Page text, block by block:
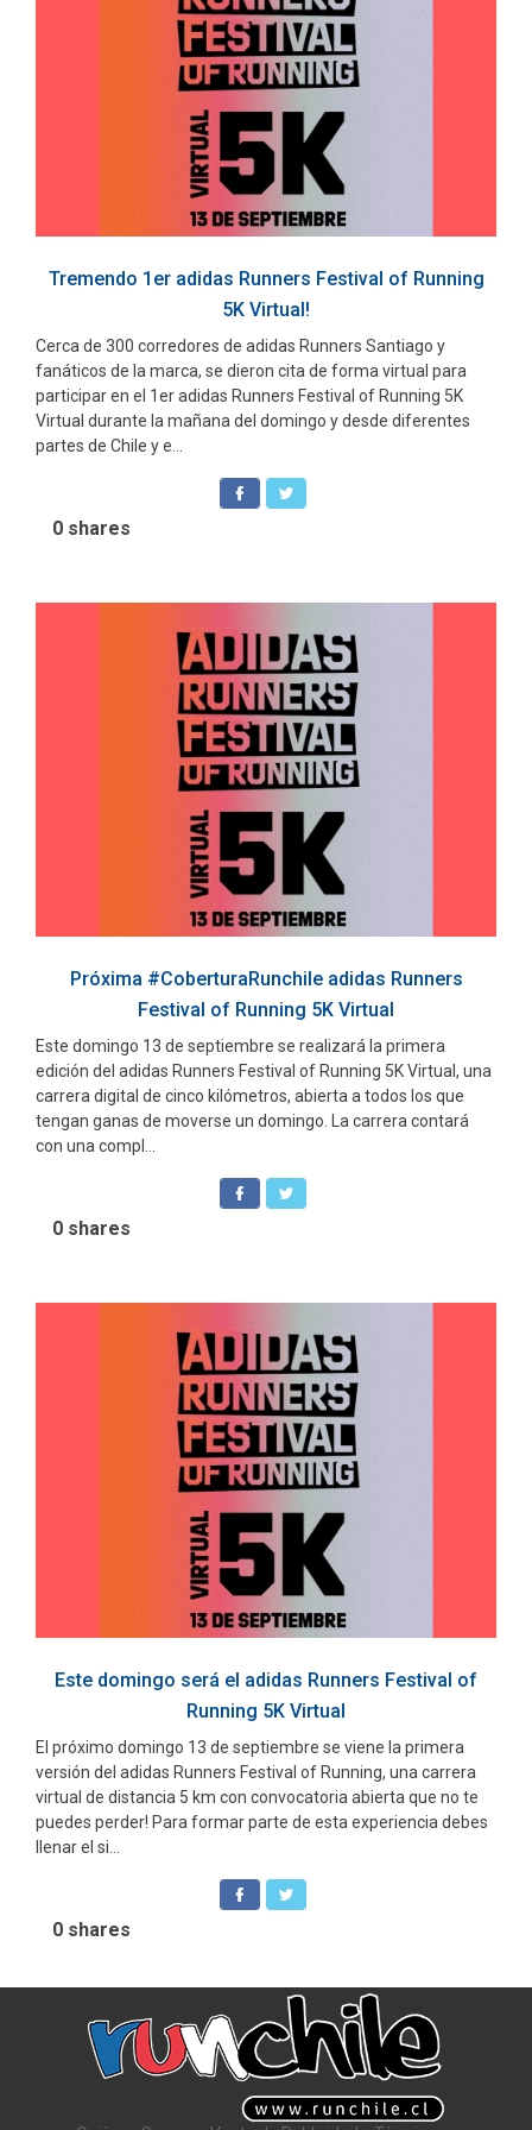
Tremendo 1er adidas Runners Festival of Running
5K Virtual!
Cerca de 300 corredores de adidas Runners Santiago y
fanáticos de la marca, se dieron cita de forma virtual para
participar en el 1er adidas Runners Festival of Running 5K
Virtual durante la mañana del domingo y desde diferentes
partes de Chile y e...
0 shares
Próxima #CoberturaRunchile adidas Runners
Festival of Running 5K Virtual
Este domingo 13 de septiembre se realizará la primera
edición del adidas Runners Festival of Running 5K Virtual, una
carrera digital de cinco kilómetros, abierta a todos los que
tengan ganas de moverse un domingo. La carrera contará
con una compl...
0 shares
Este domingo será el adidas Runners Festival of
Running 5K Virtual
El próximo domingo 13 de septiembre se viene la primera
versión del adidas Runners Festival of Running, una carrera
virtual de distancia 5 km con convocatoria abierta que no te
puedes perder! Para formar parte de esta experiencia debes
llenar el si...
0 shares